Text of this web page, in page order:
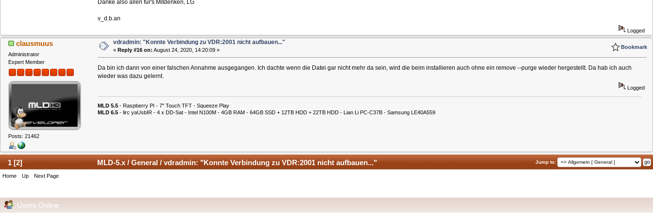
Danke also allen für's Mitdenken, LG
v_d.b.an
Logged
clausmuus
Administrator
Expert Member
Posts: 21462
vdradmin: "Konnte Verbindung zu VDR:2001 nicht aufbauen..."
« Reply #16 on: August 24, 2020, 14:20:09 » Bookmark
Da bin ich dann von einer falschen Annahme ausgegangen. Ich dachte wenn die Datei gar nicht mehr da sein, wird die beim installieren auch ohne ein remove --purge wieder hergestellt. Da hab ich auch
wieder was dazu gelernt.
Logged
MLD 5.5- Raspberry PI - 7" Touch TFT - Squeeze Play
MLD 6.5- lirc yaUsbIR - 4 x DD-Sat - Intel N100M - 4GB RAM - 64GB SSD + 12TB HDD + 22TB HDD - Lian Li PC-C37B - Samsung LE40A559
1 [2] MLD-5.x / General / vdradmin: "Konnte Verbindung zu VDR:2001 nicht aufbauen..." Jump to:
Home Up Next Page
Users Online